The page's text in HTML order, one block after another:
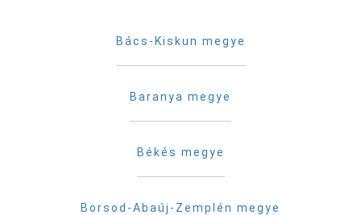
Bács-Kiskun megye
Baranya megye
Békés megye
Borsod-Abaúj-Zemplén megye